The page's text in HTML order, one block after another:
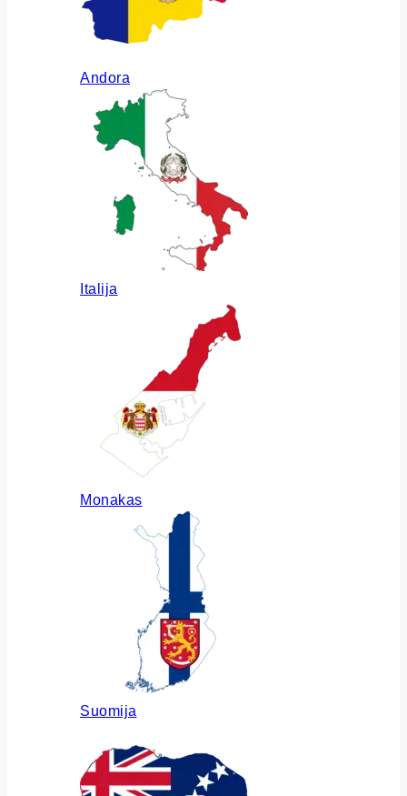
Andora
Italija
Monakas
Suomija